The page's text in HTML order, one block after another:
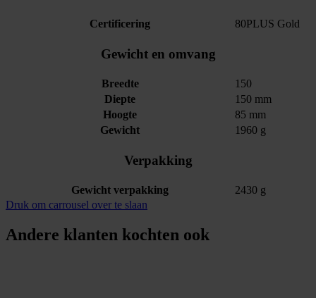
Certificering 80PLUS Gold
Gewicht en omvang
Breedte
150
Diepte
150 mm
Hoogte
85 mm
Gewicht
1960 g
Verpakking
Gewicht verpakking
2430 g
Druk om carrousel over te slaan
Andere klanten kochten ook